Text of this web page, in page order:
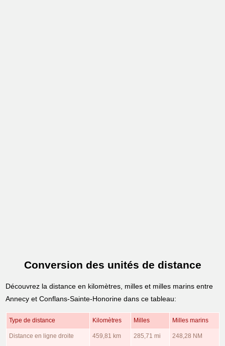
Conversion des unités de distance
Découvrez la distance en kilomètres, milles et milles marins entre
Annecy et Conflans-Sainte-Honorine dans ce tableau:
Type de distance Kilomètres Milles Milles marins
Distance en ligne droite 459,81 km 285,71 mi 248,28 NM